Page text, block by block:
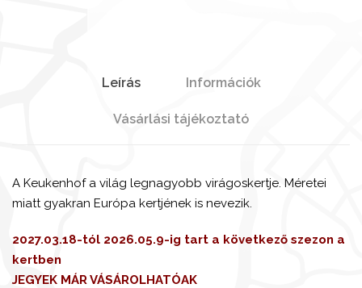
Leírás Információk
Vásárlási tájékoztató
A Keukenhof a világ legnagyobb virágoskertje. Méretei
miatt gyakran Európa kertjének is nevezik.
2027.03.18-tól 2026.05.9-ig tart a következő szezon a
kertben
JEGYEK MÁR VÁSÁROLHATÓAK